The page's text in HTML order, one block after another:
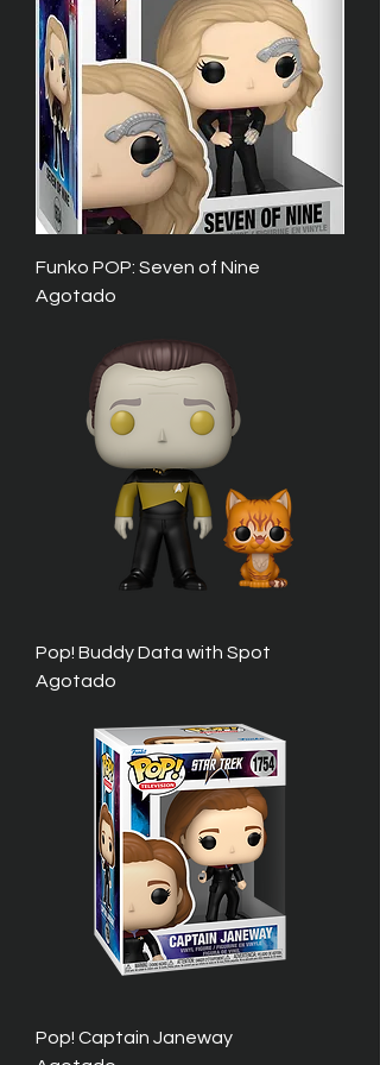
Funko POP: Seven of Nine
Agotado
Pop! Buddy Data with Spot
Agotado
Pop! Captain Janeway